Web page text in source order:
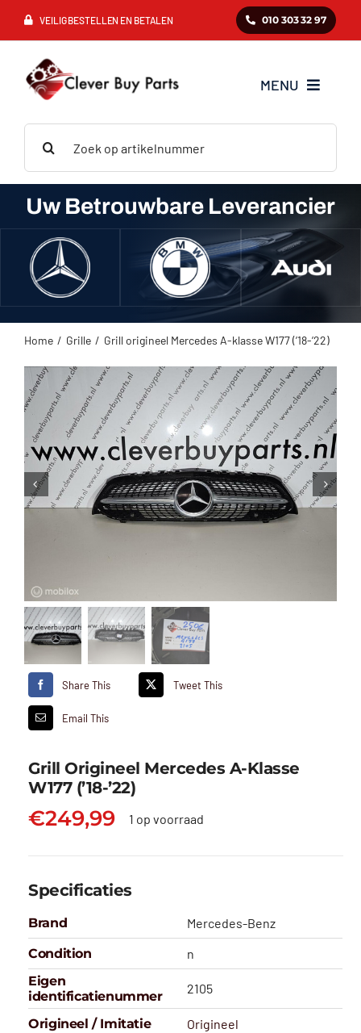
VEILIG BESTELLEN EN BETALEN 010 303 32 97
naar:
MENU
Mercedes
BMW
Audi
VAG
Uw Betrouwbare Leverancier
Home Grille Grill origineel Mercedes A-klasse W177 (’18-’22)
Share This Tweet This
Email This
Grill Origineel Mercedes A-Klasse
W177 (’18-’22)
€249,99 1 op voorraad
Specificaties
Brand
Mercedes-Benz
Condition
n
Eigen
identificatienummer
2105
Origineel / Imitatie
Origineel